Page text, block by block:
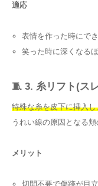
適応
表情を作った時にで
笑った時に深くなる
🧵 3. 糸リフト(ス
特殊な糸を皮下に挿入
うれい線の原因となる頬
メリット
切開不要で傷跡が目